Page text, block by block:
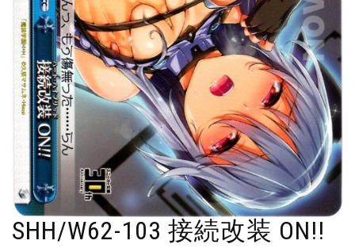
SHH/W62-103 接続改装 ON!!